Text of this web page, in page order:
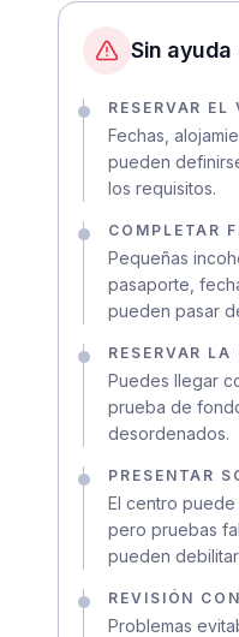
Sin
RESERVAR EL
Fechas,
pueden
los requisitos.
COMPLETAR
Pequeñas
pasaporte,
pueden pasar
RESERVAR LA
Puedes llegar
prueba de
desordenados.
PRESENTAR
El centro
pero pruebas
pueden
REVISIÓN
Problemas